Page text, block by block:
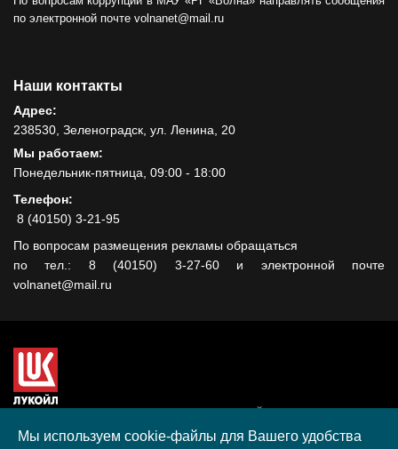
по электронной почте volnanet@mail.ru
Наши контакты
Адрес:
238530, Зеленоградск, ул. Ленина, 20
Мы работаем:
Понедельник-пятница, 09:00 - 18:00
Телефон:
8 (40150) 3-21-95
По вопросам размещения рекламы обращаться
по тел.: 8 (40150) 3-27-60 и электронной почте
volnanet@mail.ru
гранта, полученного в рамках XIII Конкурса социальных и
Мы используем cookie-файлы для Вашего удобства